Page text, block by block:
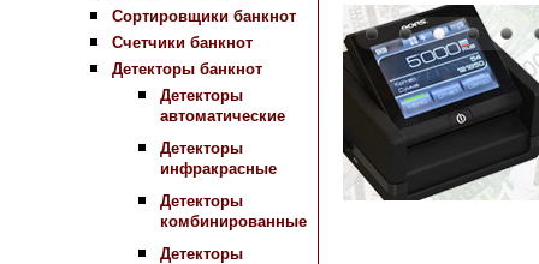
Сортировщики банкнот
Счетчики банкнот
Детекторы банкнот
Детекторы
автоматические
Детекторы
инфракрасные
Детекторы
комбинированные
Детекторы